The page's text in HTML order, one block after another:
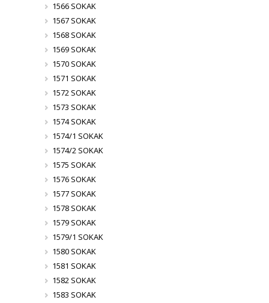
1566 SOKAK
1567 SOKAK
1568 SOKAK
1569 SOKAK
1570 SOKAK
1571 SOKAK
1572 SOKAK
1573 SOKAK
1574 SOKAK
1574/1 SOKAK
1574/2 SOKAK
1575 SOKAK
1576 SOKAK
1577 SOKAK
1578 SOKAK
1579 SOKAK
1579/1 SOKAK
1580 SOKAK
1581 SOKAK
1582 SOKAK
1583 SOKAK